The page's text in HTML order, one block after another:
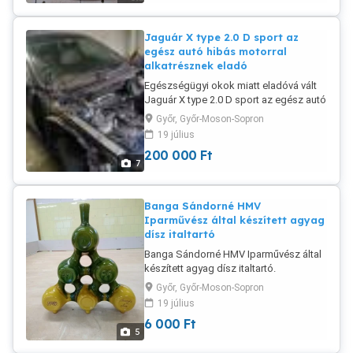
7
Jaguár X type 2.0 D sport az
egész autó hibás motorral
alkatrésznek eladó
Egészségügyi okok miatt eladóvá vált
Jaguár X type 2.0 D sport az egész autó
hibás motorral alkatrésznek eladó.
Szép állapotú kívül belül. Minden
alkatrésze megvan a képeken lehet látni
az állapotát.Egészben szállítható.
Győr, Győr-Moson-Sopron
19 július
200 000 Ft
5
Banga Sándorné HMV
Iparművész által készített agyag
dísz italtartó
Banga Sándorné HMV Iparművész által
készített agyag dísz italtartó.
Délalföldet jelképező motívumokkal
díszitett festett agyagból készült
háromszög alakú italtartó eladó.
Műtárgy de étkezési célra egyaránt
Győr, Győr-Moson-Sopron
19 július
6 000 Ft